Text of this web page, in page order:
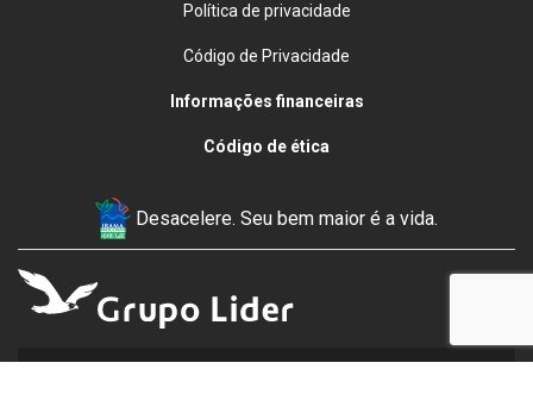
Política de privacidade
Código de Privacidade
Informações financeiras
Código de ética
Desacelere. Seu bem maior é a vida.